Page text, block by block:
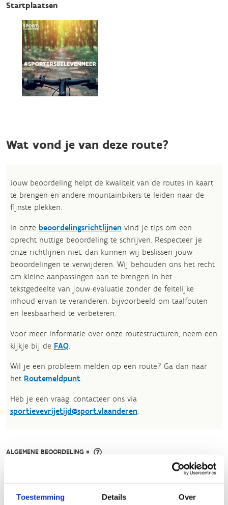
Toestemming Details Over
Startplaatsen
Wat vond je van deze route?
Jouw beoordeling helpt de kwaliteit van de routes in kaart
te brengen en andere mountainbikers te leiden naar de
fijnste plekken.
In onze beoordelingsrichtlijnen vind je tips om een
oprecht nuttige beoordeling te schrijven. Respecteer je
onze richtlijnen niet, dan kunnen wij beslissen jouw
beoordelingen te verwijderen. Wij behouden ons het recht
om kleine aanpassingen aan te brengen in het
tekstgedeelte van jouw evaluatie zonder de feitelijke
inhoud ervan te veranderen, bijvoorbeeld om taalfouten
en leesbaarheid te verbeteren.​
Voor meer informatie over onze routestructuren, neem een
kijkje bij de FAQ.
Wil je een probleem melden op een route? Ga dan naar
het Routemeldpunt.
Heb je een vraag, contacteer ons via
sportievevrijetijd@sport.vlaanderen.​
ALGEMENE BEOORDELING *